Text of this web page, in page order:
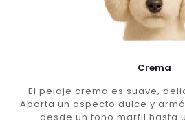
Crema
El pelaje crema es suave,
Aporta un aspecto dulce y
desde un tono marfil hasta